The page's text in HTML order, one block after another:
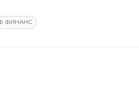
ФИНАНС